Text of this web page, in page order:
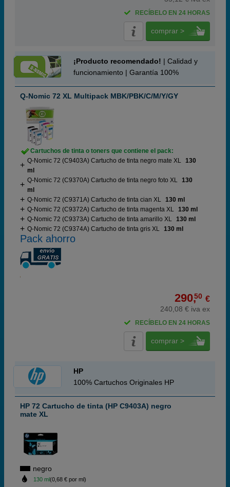
RECÍBELO EN 24 HORAS
comprar >
¡Producto recomendado! | Calidad y
funcionamiento | Garantía 100%
Q-Nomic 72 XL Multipack MBK/PBK/C/M/Y/GY
Cartuchos de tinta o toners que contiene el pack:
Q-Nomic 72 (C9403A) Cartucho de tinta negro mate XL 130
ml
Q-Nomic 72 (C9370A) Cartucho de tinta negro foto XL 130
ml
Q-Nomic 72 (C9371A) Cartucho de tinta cian XL 130 ml
Q-Nomic 72 (C9372A) Cartucho de tinta magenta XL 130 ml
Q-Nomic 72 (C9373A) Cartucho de tinta amarillo XL 130 ml
Q-Nomic 72 (C9374A) Cartucho de tinta gris XL 130 ml
Pack ahorro
290,50 €
240,08 € iva ex
RECÍBELO EN 24 HORAS
comprar >
HP
100% Cartuchos Originales HP
HP 72 Cartucho de tinta (HP C9403A) negro
mate XL
negro
130 ml(0,68 € por ml)